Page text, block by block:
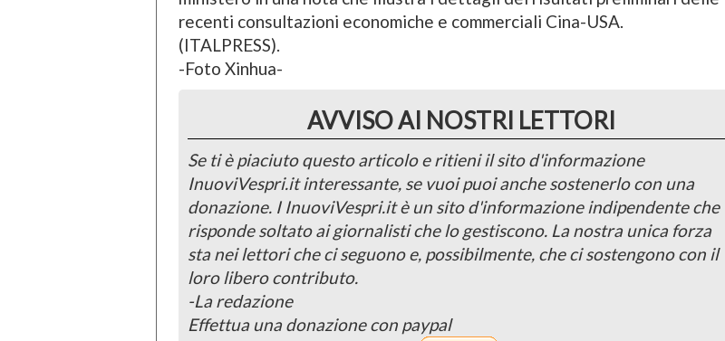
recenti consultazioni economiche e commerciali Cina-USA.
(ITALPRESS).
-Foto Xinhua-
AVVISO AI NOSTRI LETTORI
Se ti è piaciuto questo articolo e ritieni il sito d'informazione
InuoviVespri.it interessante, se vuoi puoi anche sostenerlo con una
donazione. I InuoviVespri.it è un sito d'informazione indipendente che
risponde soltato ai giornalisti che lo gestiscono. La nostra unica forza
sta nei lettori che ci seguono e, possibilmente, che ci sostengono con il
loro libero contributo.
-La redazione
Effettua una donazione con paypal